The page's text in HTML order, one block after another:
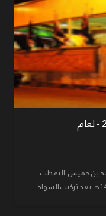
صور متنوعة للحسينية المجموعة رقم 2 - لعام
بن خميس. التقطت